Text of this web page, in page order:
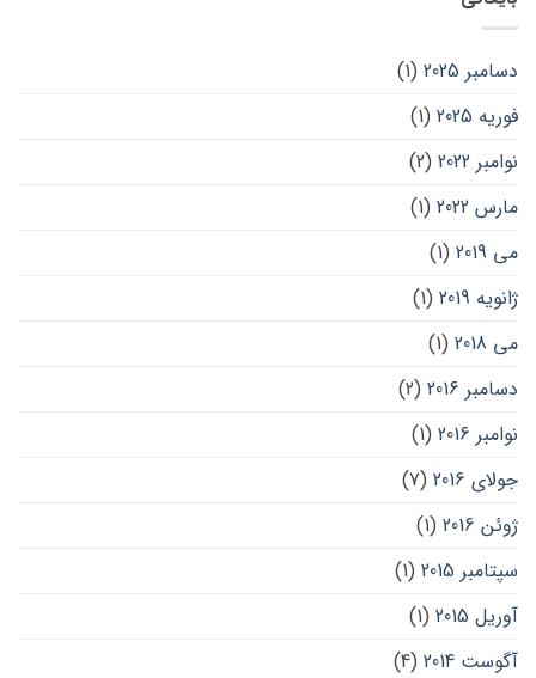
دسامبر 2025
(1)
فوریه 2025
(1)
نوامبر 2022
(2)
مارس 2022
(1)
می 2019
(1)
ژانویه 2019
(1)
می 2018
(1)
دسامبر 2016
(2)
نوامبر 2016
(1)
جولای 2016
(7)
ژوئن 2016
(1)
سپتامبر 2015
(1)
آوریل 2015
(1)
آگوست 2014
(4)